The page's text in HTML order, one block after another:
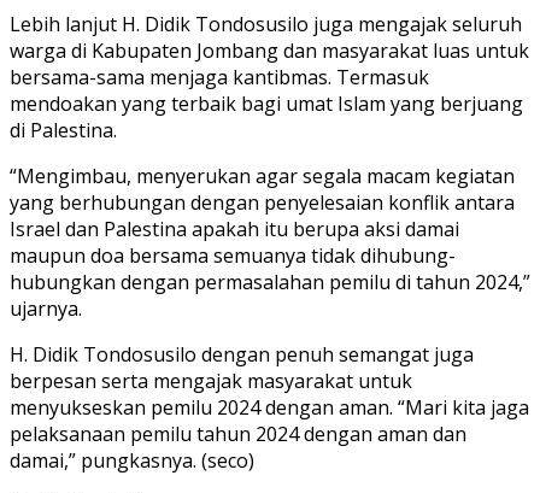
Lebih lanjut H. Didik Tondosusilo juga mengajak seluruh
warga di Kabupaten Jombang dan masyarakat luas untuk
bersama-sama menjaga kantibmas. Termasuk
mendoakan yang terbaik bagi umat Islam yang berjuang
di Palestina.
“Mengimbau, menyerukan agar segala macam kegiatan
yang berhubungan dengan penyelesaian konflik antara
Israel dan Palestina apakah itu berupa aksi damai
maupun doa bersama semuanya tidak dihubung-
hubungkan dengan permasalahan pemilu di tahun 2024,”
ujarnya.
H. Didik Tondosusilo dengan penuh semangat juga
berpesan serta mengajak masyarakat untuk
menyukseskan pemilu 2024 dengan aman. “Mari kita jaga
pelaksanaan pemilu tahun 2024 dengan aman dan
damai,” pungkasnya. (seco)